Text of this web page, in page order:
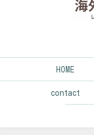
HOME
contact